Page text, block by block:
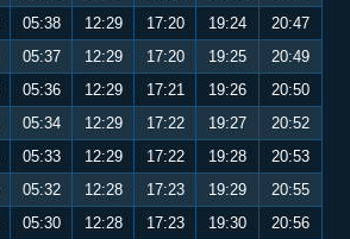
05:38 12:29 17:20 19:24
20:47
05:37 12:29 17:20 19:25
20:49
05:36 12:29 17:21 19:26
20:50
05:34 12:29 17:22 19:27
20:52
05:33 12:29 17:22 19:28
20:53
05:32 12:28 17:23 19:29
20:55
05:30 12:28 17:23 19:30
20:56